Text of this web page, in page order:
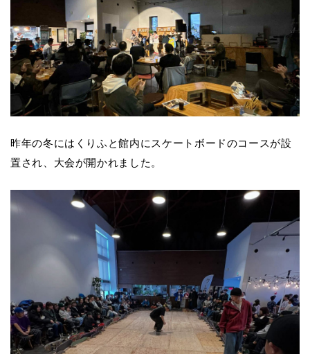
昨年の冬にはくりふと館内にスケートボードのコースが設
置され、大会が開かれました。